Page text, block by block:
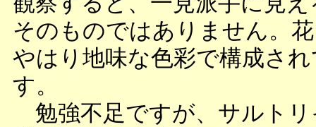
そのものではありません。
やはり地味な色彩で構成さ
す。
勉強不足ですが、サルトリ